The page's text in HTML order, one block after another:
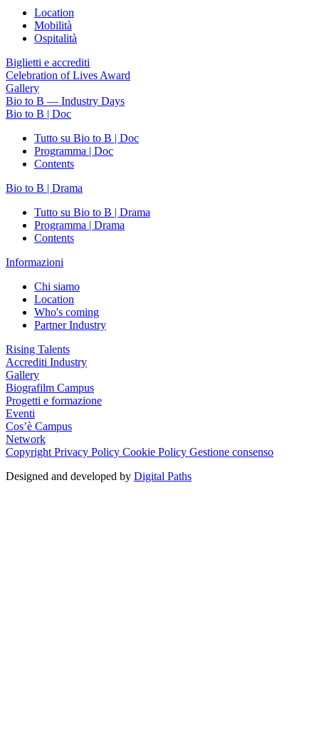
Location
Mobilità
Ospitalità
Biglietti e accrediti
Celebration of Lives Award
Gallery
Bio to B — Industry Days
Bio to B | Doc
Tutto su Bio to B | Doc
Programma | Doc
Contents
Bio to B | Drama
Tutto su Bio to B | Drama
Programma | Drama
Contents
Informazioni
Chi siamo
Location
Who's coming
Partner Industry
Rising Talents
Accrediti Industry
Gallery
Biografilm Campus
Progetti e formazione
Eventi
Cos’è Campus
Network
Copyright Privacy Policy Cookie Policy Gestione consenso
Designed and developed by Digital Paths